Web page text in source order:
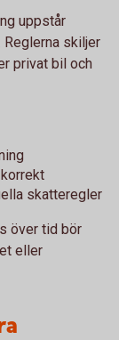
uppstår
skiljer
privat bil och
skatteregler
över tid bör
eller